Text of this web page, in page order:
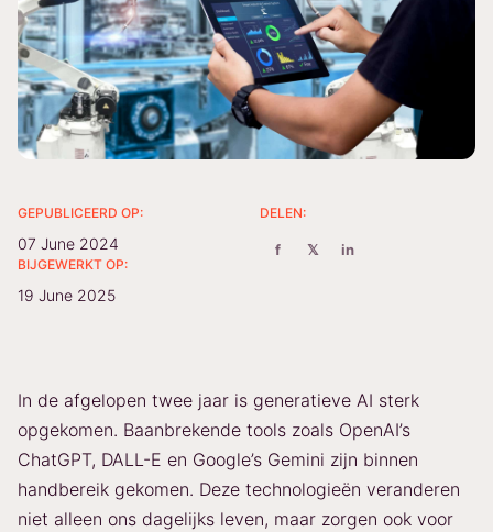
GEPUBLICEERD OP:
07 June 2024
BIJGEWERKT OP:
19 June 2025
DELEN:
f 𝕏 in
In de afgelopen twee jaar is generatieve AI sterk
opgekomen. Baanbrekende tools zoals OpenAI’s
ChatGPT, DALL-E en Google’s Gemini zijn binnen
handbereik gekomen. Deze technologieën veranderen
niet alleen ons dagelijks leven, maar zorgen ook voor